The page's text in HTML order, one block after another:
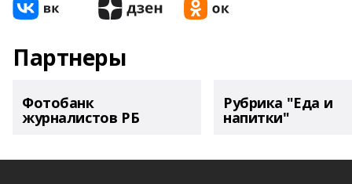
Партнеры
Фотобанк
журналистов РБ
Рубрика "Еда и
напитки"